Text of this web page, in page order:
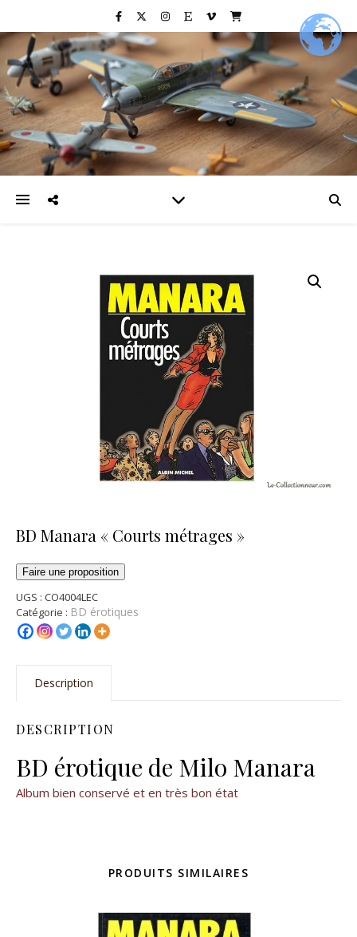
BD Manara « Courts métrages »
Faire une proposition
UGS : CO4004LEC
Catégorie : BD érotiques
Description
DESCRIPTION
BD érotique de Milo Manara
Album bien conservé et en très bon état
PRODUITS SIMILAIRES